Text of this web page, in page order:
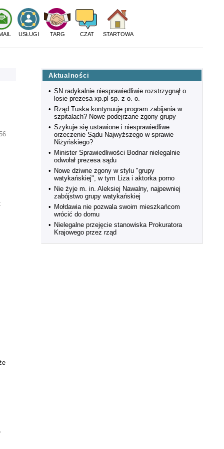
USŁUGI TARG CZAT STARTOWA
Aktualności
• SN radykalnie niesprawiedliwie rozstrzygnął o
losie prezesa xp.pl sp. z o. o.
• Rząd Tuska kontynuuje program zabijania w
szpitalach? Nowe podejrzane zgony grupy
• Szykuje się ustawione i niesprawiedliwe
orzeczenie Sądu Najwyższego w sprawie
Niżyńskiego?
• Minister Sprawiedliwości Bodnar nielegalnie
odwołał prezesa sądu
• Nowe dziwne zgony w stylu "grupy
watykańskiej", w tym Liza i aktorka porno
• Nie żyje m. in. Aleksiej Nawalny, najpewniej
zabójstwo grupy watykańskiej
• Mołdawia nie pozwala swoim mieszkańcom
wrócić do domu
• Nielegalne przejęcie stanowiska Prokuratora
Krajowego przez rząd
,